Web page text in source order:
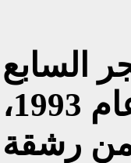
السابع
والعشرين من يونيو عام 1993،
رشقة